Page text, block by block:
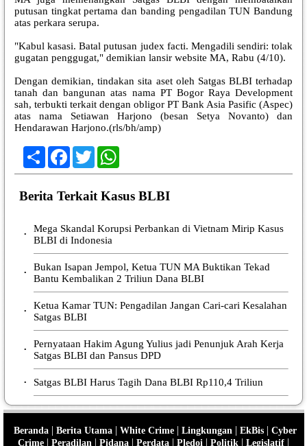
putusan tingkat pertama dan banding pengadilan TUN Bandung
atas perkara serupa.
"Kabul kasasi. Batal putusan judex facti. Mengadili sendiri: tolak
gugatan penggugat," demikian lansir website MA, Rabu (4/10).
Dengan demikian, tindakan sita aset oleh Satgas BLBI terhadap
tanah dan bangunan atas nama PT Bogor Raya Development
sah, terbukti terkait dengan obligor PT Bank Asia Pasific (Aspec)
atas nama Setiawan Harjono (besan Setya Novanto) dan
Hendarawan Harjono.(rls/bh/amp)
ShareFacebook
TwitterWhatsApp
Berita Terkait Kasus BLBI
•
Mega Skandal Korupsi Perbankan di Vietnam Mirip Kasus
BLBI di Indonesia
•
Bukan Isapan Jempol, Ketua TUN MA Buktikan Tekad
Bantu Kembalikan 2 Triliun Dana BLBI
•
Ketua Kamar TUN: Pengadilan Jangan Cari-cari Kesalahan
Satgas BLBI
•
Pernyataan Hakim Agung Yulius jadi Penunjuk Arah Kerja
Satgas BLBI dan Pansus DPD
• Satgas BLBI Harus Tagih Dana BLBI Rp110,4 Triliun
Beranda| Berita Utama| White Crime| Lingkungan | EkBis| Cyber
Crime | Peradilan | Pidana | Perdata | Pledoi | Politik | Legislatif |